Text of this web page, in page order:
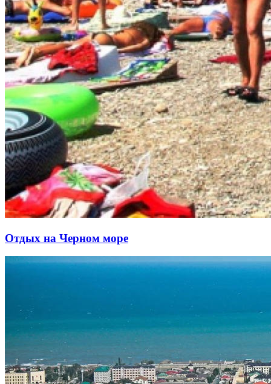
Отдых на Черном море